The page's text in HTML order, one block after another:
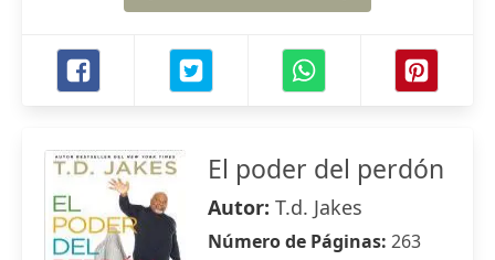
El poder del perdón
Autor: T.d. Jakes
Número de Páginas: 263